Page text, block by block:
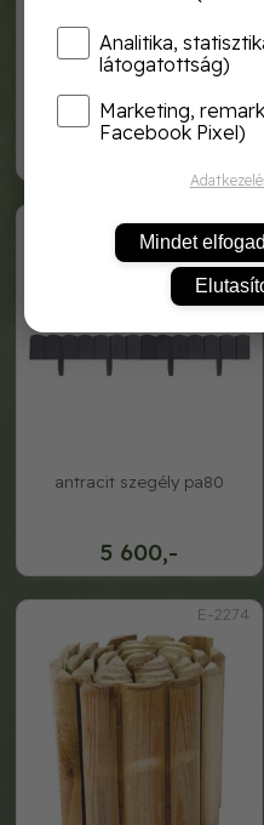
25x25mm 50cmx10m
5 600,-
antracit szegély pa80
E-2274
Analitika,
látogatottság)
Marketing,
Facebook Pixel)
Mindet